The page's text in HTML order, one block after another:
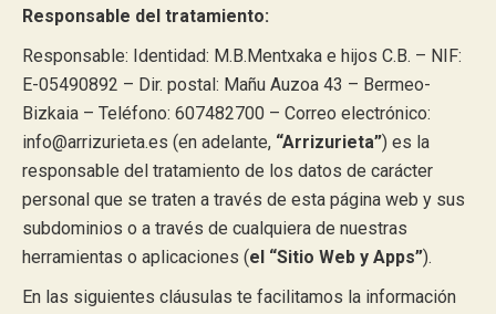
Responsable del tratamiento:
Responsable: Identidad: M.B.Mentxaka e hijos C.B. – NIF:
E-05490892 – Dir. postal: Mañu Auzoa 43 – Bermeo-
Bizkaia – Teléfono: 607482700 – Correo electrónico:
info@arrizurieta.es (en adelante, “Arrizurieta”) es la
responsable del tratamiento de los datos de carácter
personal que se traten a través de esta página web y sus
subdominios o a través de cualquiera de nuestras
herramientas o aplicaciones (el “Sitio Web y Apps”).
En las siguientes cláusulas te facilitamos la información